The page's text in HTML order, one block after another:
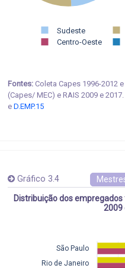
Sudeste
Centro-Oeste
Fontes: Coleta Capes 1996-2012
(Capes/ MEC) e RAIS 2009 e
e D.EMP.15
Gráfico 3.4
Distribuição dos
2009
Rio de Janeiro
São Paulo